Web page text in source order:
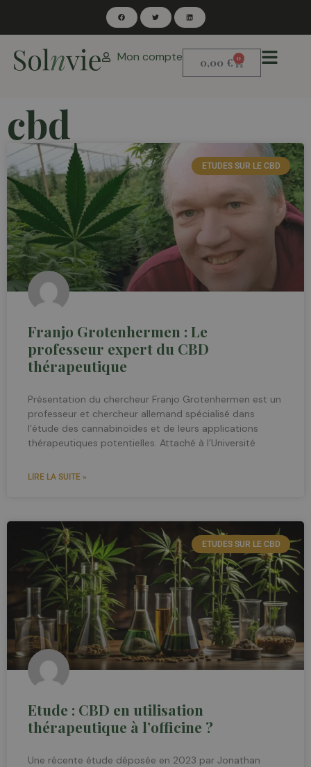
Mon compte 0,00 € 0
cbd
ETUDES SUR LE CBD
Franjo Grotenhermen : Le
professeur expert du CBD
thérapeutique
Présentation du chercheur Franjo Grotenhermen est un
professeur et chercheur allemand spécialisé dans
l’étude des cannabinoïdes et de leurs applications
thérapeutiques potentielles. Attaché à l’Université
LIRE LA SUITE »
ETUDES SUR LE CBD
Etude : CBD en utilisation
thérapeutique à l’officine ?
Une récente étude déposée en 2023 par Jonathan